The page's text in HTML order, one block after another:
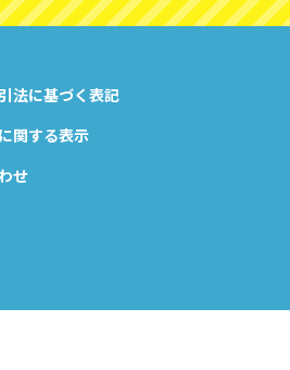
法に基づく表記
関する表示
せ